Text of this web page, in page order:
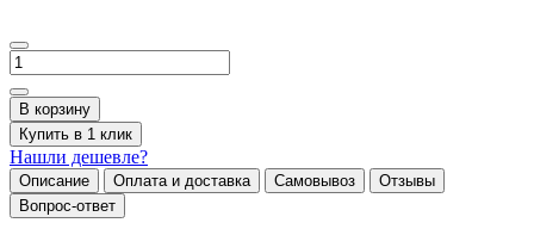
В корзину
Купить в 1 клик
Нашли дешевле?
Описание Оплата и доставка Самовывоз
Отзывы
Вопрос-ответ